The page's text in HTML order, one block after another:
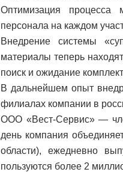
Оптимизация процесса
персонала на каждом
Внедрение системы
материалы теперь
поиск и ожидание
В дальнейшем опыт
филиалах компании в
ООО «Вест-Сервис» —
день компания
области), ежедневно
пользуются более 2